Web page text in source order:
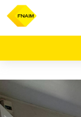
ACHAT
MAISON